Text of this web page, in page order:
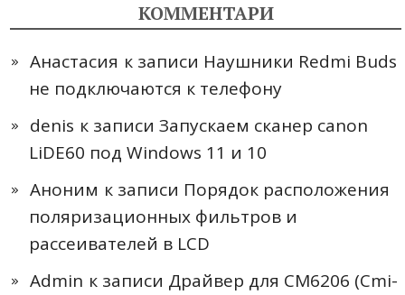
КОММЕНТАРИ
Анастасия к записи Наушники Redmi Buds
не подключаются к телефону
denis к записи Запускаем сканер canon
LiDE60 под Windows 11 и 10
Аноним к записи Порядок расположения
поляризационных фильтров и
рассеивателей в LCD
Admin к записи Драйвер для CM6206 (Cmi-